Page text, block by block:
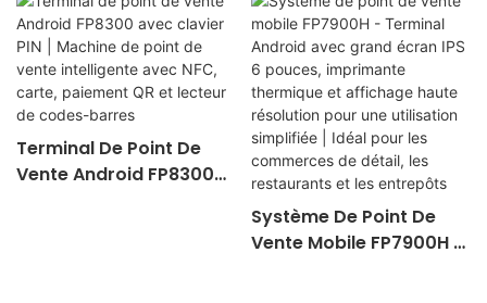
Terminal De Point De
Vente Android FP8300
Système De Point De
Vente Mobile FP7900H -